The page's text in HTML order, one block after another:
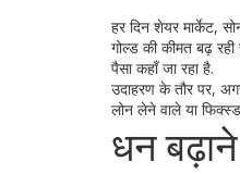
हर दिन शेयर मार्केट,
गोल्ड की कीमत बढ़
पैसा कहाँ जा रहा है.
उदाहरण के तौर पर,
लोन लेने वाले या
धन